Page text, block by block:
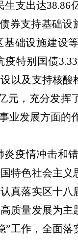
生支出达38.86
券支持基础设
基础设施建设
疫特别国债3.33
以及支持核
元，充分发挥
业发展方面的
疫情冲击和
特色社会主
真落实区十八
质量发展为
”工作，全面落